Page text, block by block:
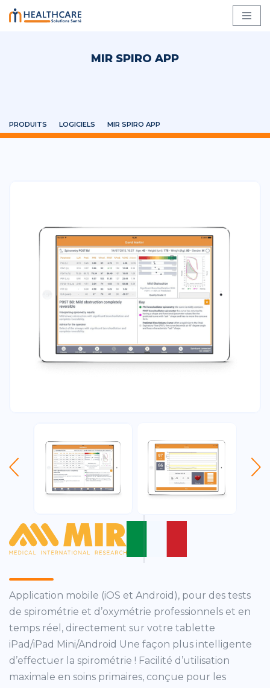
MIR SPIRO APP
PRODUITS LOGICIELS MIR SPIRO APP
Application mobile (iOS et Android), pour des tests
de spirométrie et d’oxymétrie professionnels et en
temps réel, directement sur votre tablette
iPad/iPad Mini/Android Une façon plus intelligente
d’effectuer la spirométrie ! Facilité d’utilisation
maximale en soins primaires, conçue pour les